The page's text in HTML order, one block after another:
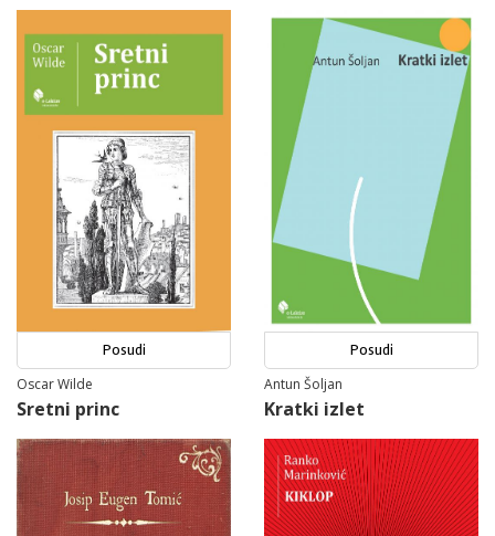
Posudi
Oscar Wilde
Sretni princ
Posudi
Antun Šoljan
Kratki izlet